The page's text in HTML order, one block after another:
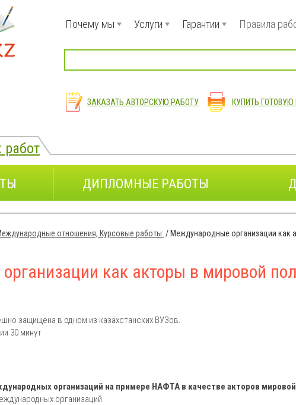
Почему мы Услуги Гарантии Правила
ЗАКАЗАТЬ АВТОРСКУЮ РАБОТУ КУПИТЬ
работ
ДИПЛОМНЫЕ РАБОТЫ
отношения, Курсовые работы: / Международные организации как
как акторы в мировой
защищена в одном из казахстанских ВУЗов.
30 минут
организаций на примере НАФТА в качестве акторов
организаций